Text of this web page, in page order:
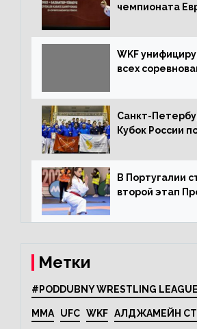
чемпионата
WKF
всех
Санкт-
Кубок России
В Португалии
второй этап
Метки
#PODDUBNY WRESTLING LEAGUE
MMA UFC WKF АЛДЖАМЕЙН